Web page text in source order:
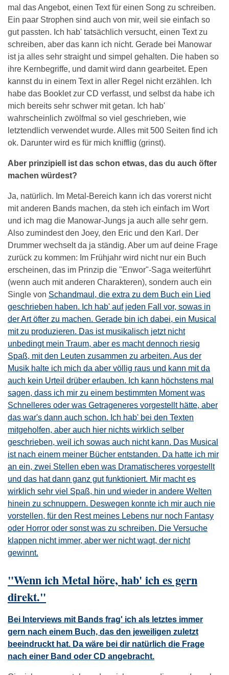
mal das Angebot, einen Text für einen Song zu schreiben.
Ein paar Strophen sind auch von mir, weil sie einfach so
gut passten. Ich hab' tatsächlich versucht, einen Text zu
schreiben, aber das kann ich nicht. Gerade bei Manowar
ist ja alles sehr straight und simpel gehalten. Die haben so
ihre Kernbegriffe, und damit wird dann gearbeitet. Epen
kannst du in einem Text in aller Regel nicht erzählen. Ich
habe das Booklet zur CD verfasst, und selbst da habe ich
mich bereits sehr schwer mit getan. Ich hab'
wahrscheinlich zwölfmal so viel geschrieben, wie
letztendlich verwendet wurde. Alles mit 500 Seiten find ich
ok. Darunter wird es für mich knifflig (grinst).
Aber prinzipiell ist das schon etwas, das du auch öfter
machen würdest?
Ja, natürlich. Im Metal-Bereich kann ich das vorerst nicht
mit anderen Bands machen, da steh ich einfach im Wort
und ich mag die Manowar-Jungs ja auch alle sehr gern.
Also zumindest den Joey, den Eric und den Karl. Der
Drummer wechselt da ja ständig. Aber um auf deine Frage
zurück zu kommen: Im Frühjahr wird nicht nur ein Buch
erscheinen, das im Prinzip die "Enwor"-Saga weiterführt
(wenn auch mit anderen Charakteren), sondern auch ein
Single von Schandmaul, die extra zu dem Buch ein Lied
geschrieben haben. Ich hab' auf jeden Fall vor, sowas in
der Art öfter zu machen. Gerade bin ich dabei, ein Musical
mit zu produzieren. Das ist musikalisch jetzt nicht
unbedingt mein Traum, aber es macht dennoch riesig
Spaß, mit den Leuten zusammen zu arbeiten. Aus der
Musik halte ich mich da aber völlig raus und kann mit da
auch kein Urteil drüber erlauben. Ich kann höchstens mal
sagen, dass ich mir zu einem bestimmten Moment was
Schnelleres oder was Getrageneres vorgestellt hätte, aber
das war's dann auch schon. Ich hab' bei den Texten
mitgeholfen, aber auch hier nichts wirklich selber
geschrieben, weil ich sowas auch nicht kann. Das Musical
ist nach einem meiner Bücher entstanden. Da hatte ich mir
an ein, zwei Stellen eben was Dramatischeres vorgestellt
und das hat dann ganz gut funktioniert. Mir macht es
wirklich sehr viel Spaß, hin und wieder in andere Welten
hinein zu schnuppern. Deswegen konnte ich mir auch nie
vorstellen, für den Rest meines Lebens nur noch Fantasy
oder Horror oder sonst was zu schreiben. Die Versuche
klappen nicht immer, aber wer nicht wagt, der nicht
gewinnt.
"Wenn ich Metal höre, hab' ich es gern
direkt."
Bei Interviews mit Bands frag' ich als letztes immer
gern nach einem Buch, das den jeweiligen zuletzt
beeindruckt hat. Da wäre bei dir natürlich die Frage
nach einer Band oder CD angebracht.